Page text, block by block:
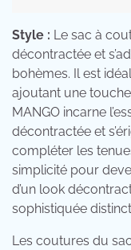
Style : Le sac à
décontractée et
bohèmes. Il est
ajoutant une
MANGO incarne
décontractée et
compléter les
simplicité pour
d’un look
sophistiquée
Les coutures du